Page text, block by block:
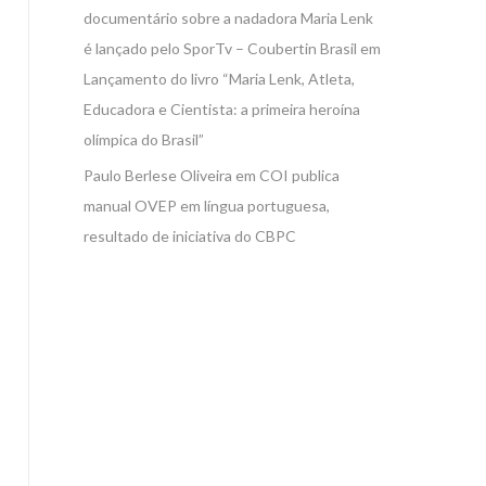
documentário sobre a nadadora Maria Lenk
é lançado pelo SporTv – Coubertin Brasil em
Lançamento do livro “Maria Lenk, Atleta,
Educadora e Cientista: a primeira heroína
olímpica do Brasil”
Paulo Berlese Oliveira em COI publica
manual OVEP em língua portuguesa,
resultado de iniciativa do CBPC